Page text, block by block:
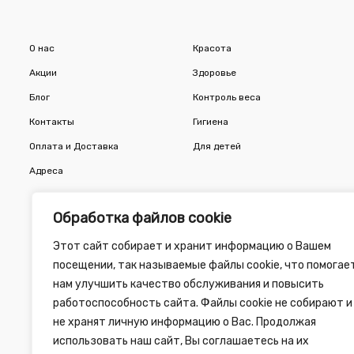
Обработка файлов cookie
Этот сайт собирает и хранит информацию о Вашем
посещении, так называемые файлы cookie, что
нам улучшить качество обслуживания и повысить
работоспособность сайта. Файлы cookie не собирают и
не хранят личную информацию о Вас. Продолжая
использовать наш сайт, Вы соглашаетесь на их
О нас
Акции
Блог
Контакты
Оплата и Доставка
Адреса
Красота
Здоровье
Контроль веса
Гигиена
Для детей